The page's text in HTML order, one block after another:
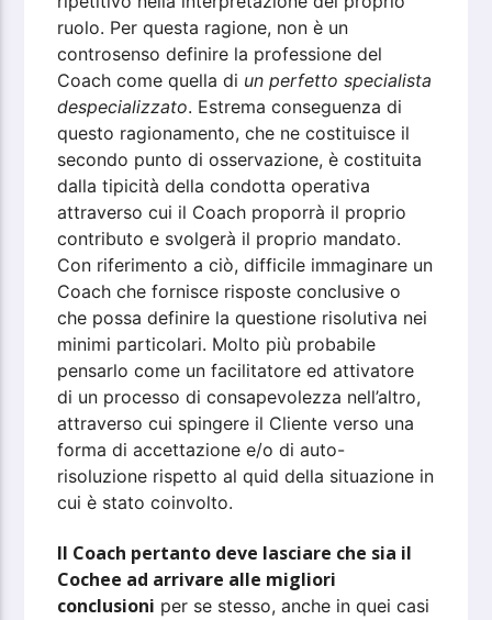
ruolo. Per questa ragione, non è un
controsenso definire la professione del
Coach come quella di un perfetto specialista
despecializzato. Estrema conseguenza di
questo ragionamento, che ne costituisce il
secondo punto di osservazione, è costituita
dalla tipicità della condotta operativa
attraverso cui il Coach proporrà il proprio
contributo e svolgerà il proprio mandato.
Con riferimento a ciò, difficile immaginare un
Coach che fornisce risposte conclusive o
che possa definire la questione risolutiva nei
minimi particolari. Molto più probabile
pensarlo come un facilitatore ed attivatore
di un processo di consapevolezza nell’altro,
attraverso cui spingere il Cliente verso una
forma di accettazione e/o di auto-
risoluzione rispetto al quid della situazione in
cui è stato coinvolto.
Il Coach pertanto deve lasciare che sia il
Cochee ad arrivare alle migliori
conclusioni per se stesso, anche in quei casi